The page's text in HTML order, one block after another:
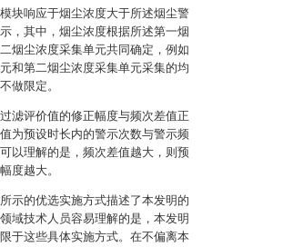
块响应于烟尘浓度大于所述烟尘警
，其中，烟尘浓度根据所述第一烟
烟尘浓度采集单元共同确定，例如
和第二烟尘浓度采集单元采集的均
做限定。
滤评价值的修正幅度与频次差值正
为预设时长内的警示次数与警示频
以理解的是，频次差值越大，则预
度越大。
示的优选实施方式描述了本发明的
域技术人员容易理解的是，本发明
于这些具体实施方式。在不偏离本